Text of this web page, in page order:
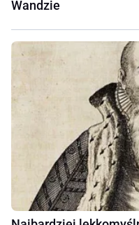
Wandzie